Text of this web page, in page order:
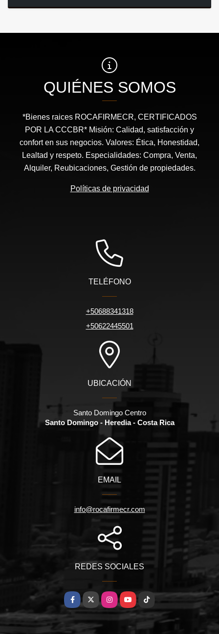
QUIÉNES SOMOS
*Bienes raices ROCAFIRMECR, CERTIFICADOS
POR LA CCCBR* Misión: Calidad, satisfacción y
confort en sus negocios. Valores: Ética, Honestidad,
Lealtad y respeto. Especialidades: Compra, Venta,
Alquiler, Reubicaciones, Gestión de propiedades.
Políticas de privacidad
TELÉFONO
+50688341318
+50622445501
UBICACIÓN
Santo Domingo Centro
Santo Domingo - Heredia - Costa Rica
EMAIL
info@rocafirmecr.com
REDES SOCIALES
Facebook
X InstagramYouTubeTikTok